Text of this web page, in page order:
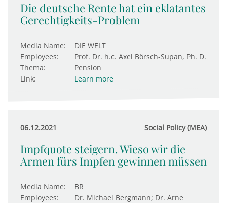
Die deutsche Rente hat ein eklatantes
Gerechtigkeits-Problem
Media Name:
DIE WELT
Employees:
Prof. Dr. h.c. Axel Börsch-Supan, Ph. D.
Thema:
Pension
Link:
Learn more
06.12.2021 Social Policy (MEA)
Impfquote steigern. Wieso wir die
Armen fürs Impfen gewinnen müssen
Media Name:
BR
Employees:
Dr. Michael Bergmann; Dr. Arne